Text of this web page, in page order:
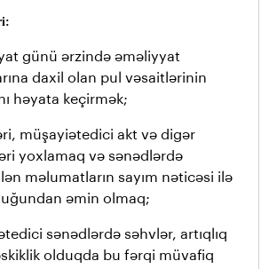
günü ərzində əməliyyat
daxil olan pul vəsaitlərinin
həyata keçirmək;
müşayiətedici akt və digər
yoxlamaq və sənədlərdə
məlumatların sayım nəticəsi ilə
əmin olmaq;
sənədlərdə səhvlər, artıqlıq
olduqda bu fərqi müvafiq